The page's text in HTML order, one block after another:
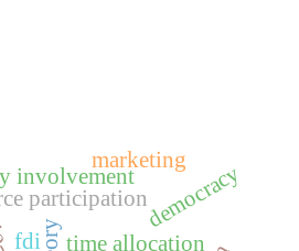
time allocation
participation
involvement democracy
marketing
fdi